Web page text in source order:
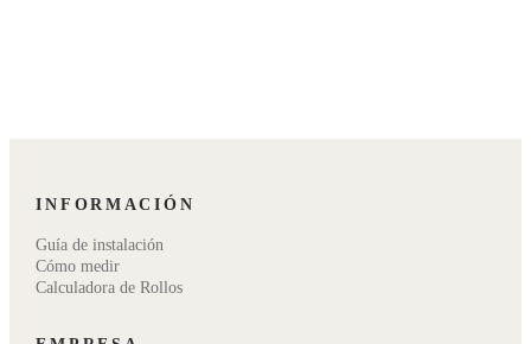
INFORMACIÓN
Guía de instalación
Cómo medir
Calculadora de Rollos